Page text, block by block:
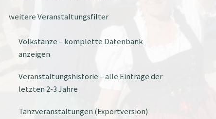
weitere Veranstaltungsfilter
Volkstänze – komplette Datenbank
anzeigen
Veranstaltungshistorie – alle Einträge der
letzten 2-3 Jahre
Tanzveranstaltungen (Exportversion)